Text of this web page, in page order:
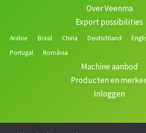
Over Veenma
Export possibilities
Arabie Brasil China Deutschland
Portugal
România
Machine aanbod
Producten en
Inloggen